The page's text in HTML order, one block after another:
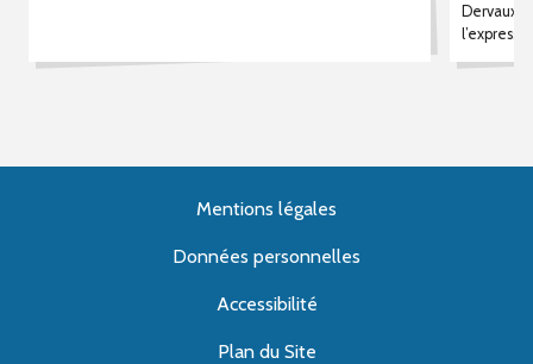
Dervaux
Mentions légales
Données personnelles
Accessibilité
Plan du Site